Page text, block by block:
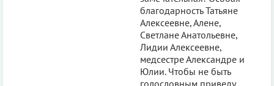
благодарность Татьяне
Алексеевне, Алене,
Светлане Анатольевне,
Лидии Алексеевне,
медсестре Александре и
Юлии. Чтобы не быть
голословным приведу